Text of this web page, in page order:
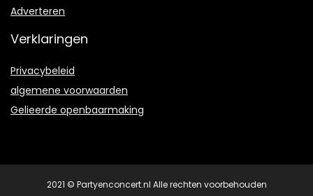
Adverteren
Verklaringen
Privacybeleid
algemene voorwaarden
Gelieerde openbaarmaking
2021 © Partyenconcert.nl Alle rechten voorbehouden